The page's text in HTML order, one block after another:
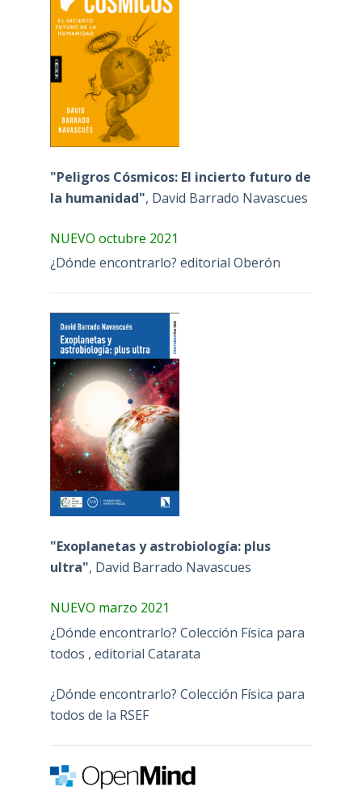
"Peligros Cósmicos: El incierto futuro de
la humanidad", David Barrado Navascues
NUEVO octubre 2021
¿Dónde encontrarlo? editorial Oberón
"Exoplanetas y astrobiología: plus
ultra", David Barrado Navascues
NUEVO marzo 2021
¿Dónde encontrarlo? Colección Física para
todos , editorial Catarata
¿Dónde encontrarlo? Colección Física para
todos de la RSEF